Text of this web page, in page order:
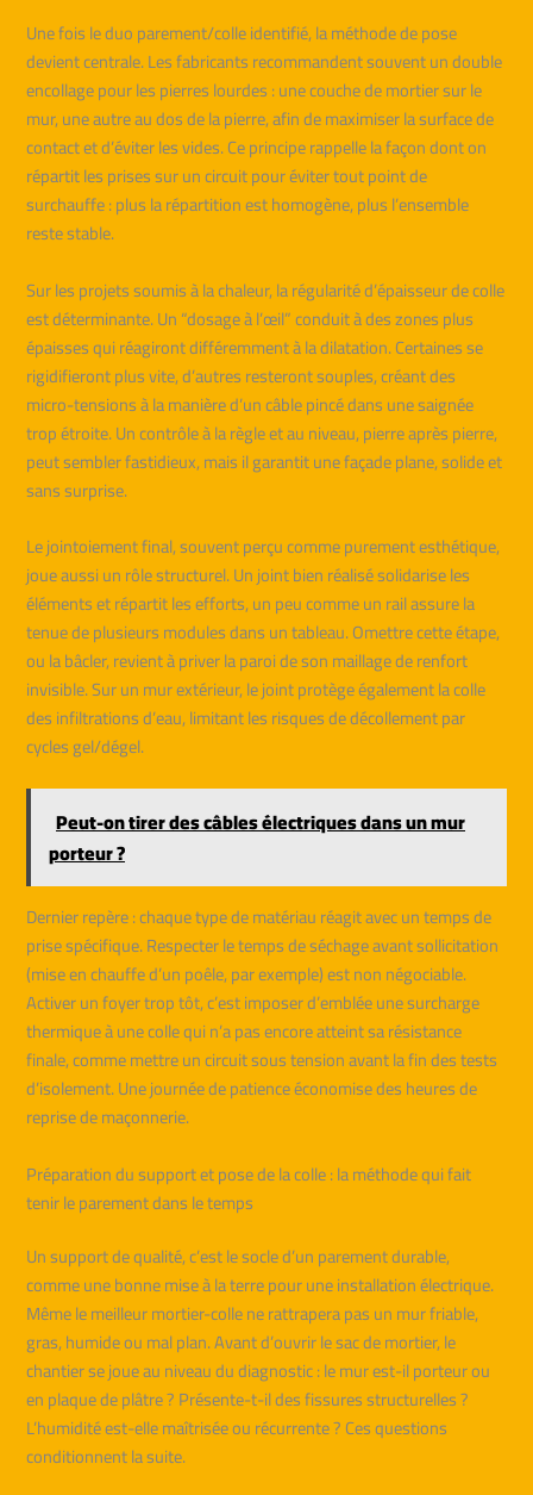
Une fois le duo parement/colle identifié, la méthode de pose
devient centrale. Les fabricants recommandent souvent un double
encollage pour les pierres lourdes : une couche de mortier sur le
mur, une autre au dos de la pierre, afin de maximiser la surface de
contact et d’éviter les vides. Ce principe rappelle la façon dont on
répartit les prises sur un circuit pour éviter tout point de
surchauffe : plus la répartition est homogène, plus l’ensemble
reste stable.
Sur les projets soumis à la chaleur, la régularité d’épaisseur de colle
est déterminante. Un “dosage à l’œil” conduit à des zones plus
épaisses qui réagiront différemment à la dilatation. Certaines se
rigidifieront plus vite, d’autres resteront souples, créant des
micro-tensions à la manière d’un câble pincé dans une saignée
trop étroite. Un contrôle à la règle et au niveau, pierre après pierre,
peut sembler fastidieux, mais il garantit une façade plane, solide et
sans surprise.
Le jointoiement final, souvent perçu comme purement esthétique,
joue aussi un rôle structurel. Un joint bien réalisé solidarise les
éléments et répartit les efforts, un peu comme un rail assure la
tenue de plusieurs modules dans un tableau. Omettre cette étape,
ou la bâcler, revient à priver la paroi de son maillage de renfort
invisible. Sur un mur extérieur, le joint protège également la colle
des infiltrations d’eau, limitant les risques de décollement par
cycles gel/dégel.
Peut-on tirer des câbles électriques dans un mur
porteur ?
Dernier repère : chaque type de matériau réagit avec un temps de
prise spécifique. Respecter le temps de séchage avant sollicitation
(mise en chauffe d’un poêle, par exemple) est non négociable.
Activer un foyer trop tôt, c’est imposer d’emblée une surcharge
thermique à une colle qui n’a pas encore atteint sa résistance
finale, comme mettre un circuit sous tension avant la fin des tests
d’isolement. Une journée de patience économise des heures de
reprise de maçonnerie.
Préparation du support et pose de la colle : la méthode qui fait
tenir le parement dans le temps
Un support de qualité, c’est le socle d’un parement durable,
comme une bonne mise à la terre pour une installation électrique.
Même le meilleur mortier-colle ne rattrapera pas un mur friable,
gras, humide ou mal plan. Avant d’ouvrir le sac de mortier, le
chantier se joue au niveau du diagnostic : le mur est-il porteur ou
en plaque de plâtre ? Présente-t-il des fissures structurelles ?
L’humidité est-elle maîtrisée ou récurrente ? Ces questions
conditionnent la suite.